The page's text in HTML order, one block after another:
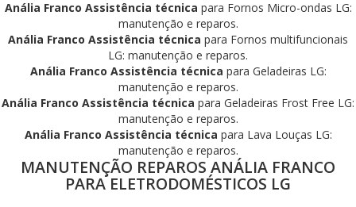
Anália Franco Assistência técnica para Fornos Micro-ondas LG:
manutenção e reparos.
Anália Franco Assistência técnica para Fornos multifuncionais
LG: manutenção e reparos.
Anália Franco Assistência técnica para Geladeiras LG:
manutenção e reparos.
Anália Franco Assistência técnica para Geladeiras Frost Free LG:
manutenção e reparos.
Anália Franco Assistência técnica para Lava Louças LG:
manutenção e reparos.
MANUTENÇÃO REPAROS ANÁLIA FRANCO
PARA ELETRODOMÉSTICOS LG